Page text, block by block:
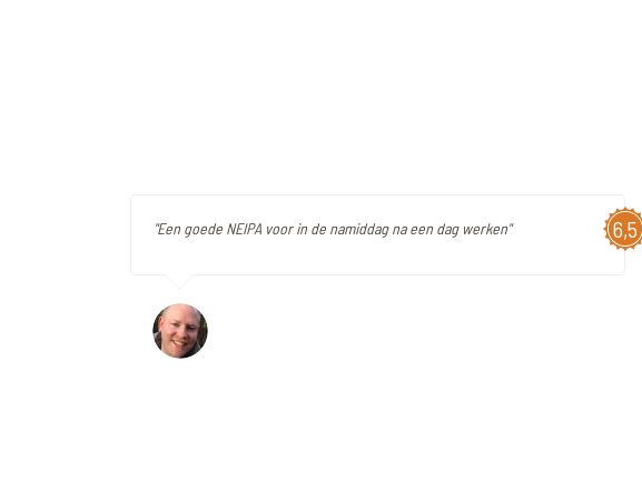
6,5
"Een goede NEIPA voor in de namiddag na een dag werken"